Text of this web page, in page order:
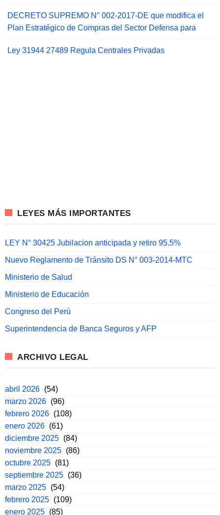
DECRETO SUPREMO N° 002-2017-DE que modifica el
Plan Estratégico de Compras del Sector Defensa para
Ley 31944 27489 Regula Centrales Privadas
LEYES MÁS IMPORTANTES
LEY N° 30425 Jubilacion anticipada y retiro 95.5%
Nuevo Reglamento de Tránsito DS N° 003-2014-MTC
Ministerio de Salud
Ministerio de Educación
Congreso del Perú
Superintendencia de Banca Seguros y AFP
ARCHIVO LEGAL
abril 2026 (54)
marzo 2026 (96)
febrero 2026 (108)
enero 2026 (61)
diciembre 2025 (84)
noviembre 2025 (86)
octubre 2025 (81)
septiembre 2025 (36)
marzo 2025 (54)
febrero 2025 (109)
enero 2025 (85)